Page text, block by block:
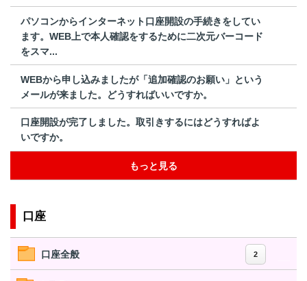
パソコンからインターネット口座開設の手続きをしてい
ます。WEB上で本人確認をするために二次元バーコード
をスマ...
WEBから申し込みましたが「追加確認のお願い」という
メールが来ました。どうすればいいですか。
口座開設が完了しました。取引きするにはどうすればよ
いですか。
もっと見る
口座
口座全般 2